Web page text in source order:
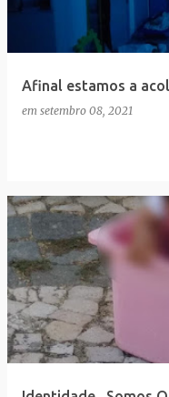
Afinal estamos a
em setembro 08, 2021